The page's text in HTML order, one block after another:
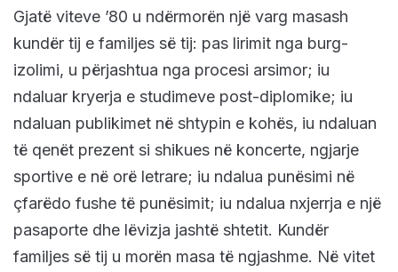
Gjatë viteve ’80 u ndërmorën një varg masash
kundër tij e familjes së tij: pas lirimit nga burg-
izolimi, u përjashtua nga procesi arsimor; iu
ndaluar kryerja e studimeve post-diplomike; iu
ndaluan publikimet në shtypin e kohës, iu ndaluan
të qenët prezent si shikues në koncerte, ngjarje
sportive e në orë letrare; iu ndalua punësimi në
çfarëdo fushe të punësimit; iu ndalua nxjerrja e një
pasaporte dhe lëvizja jashtë shtetit. Kundër
familjes së tij u morën masa të ngjashme. Në vitet